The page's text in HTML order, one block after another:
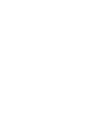
3: Ještě
ani